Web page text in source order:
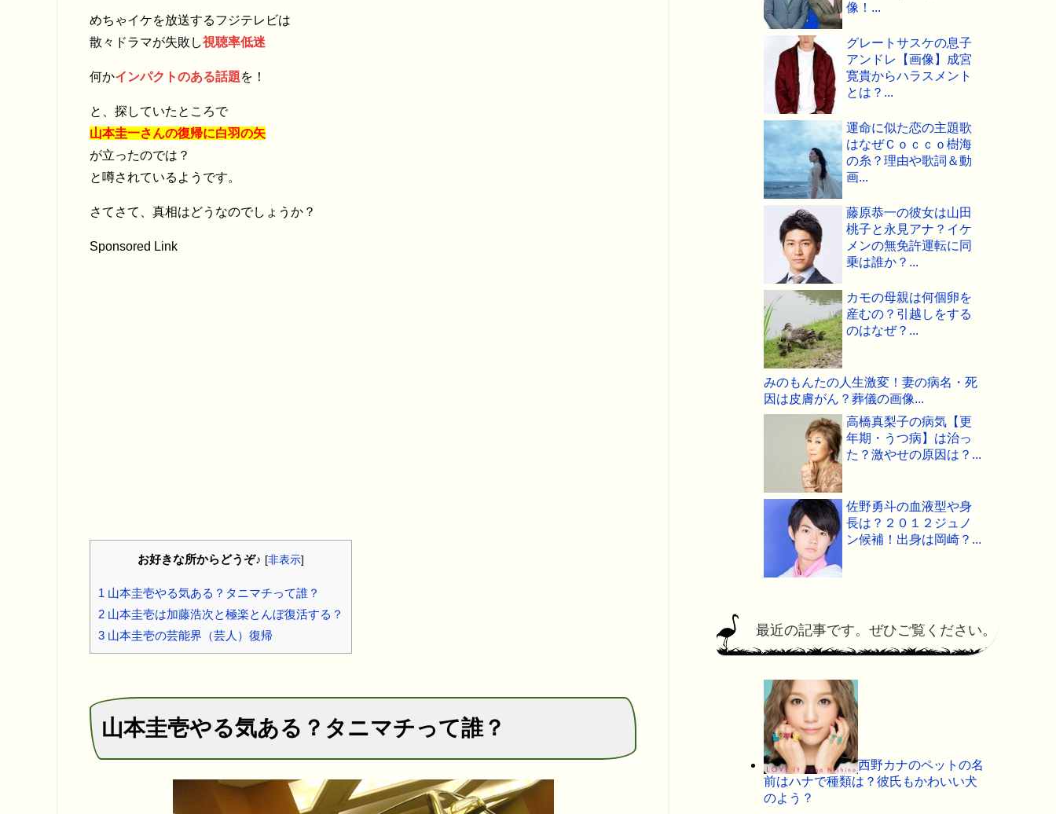
めちゃイケを放送するフジテレビは
散々ドラマが失敗し視聴率低迷
何かインパクトのある話題を！
と、探していたところで
山本圭一さんの復帰に白羽の矢
が立ったのでは？
と噂されているようです。
さてさて、真相はどうなのでしょうか？
Sponsored Link
お好きな所からどうぞ♪ [非表示]
1 山本圭壱やる気ある？タニマチって誰？
2 山本圭壱は加藤浩次と極楽とんぼ復活する？
3 山本圭壱の芸能界（芸人）復帰
山本圭壱やる気ある？タニマチって誰？
像！...
グレートサスケの息子
アンドレ【画像】成宮
寛貴からハラスメント
とは？...
運命に似た恋の主題歌
はなぜＣｏｃｃｏ樹海
の糸？理由や歌詞＆動
画...
藤原恭一の彼女は山田
桃子と永見アナ？イケ
メンの無免許運転に同
乗は誰か？...
カモの母親は何個卵を
産むの？引越しをする
のはなぜ？...
みのもんたの人生激変！妻の病名・死
因は皮膚がん？葬儀の画像...
高橋真梨子の病気【更
年期・うつ病】は治っ
た？激やせの原因は？...
佐野勇斗の血液型や身
長は？２０１２ジュノ
ン候補！出身は岡崎？...
最近の記事です。ぜひご覧ください。
西野カナのペットの名
前はハナで種類は？彼氏もかわいい犬
のよう？